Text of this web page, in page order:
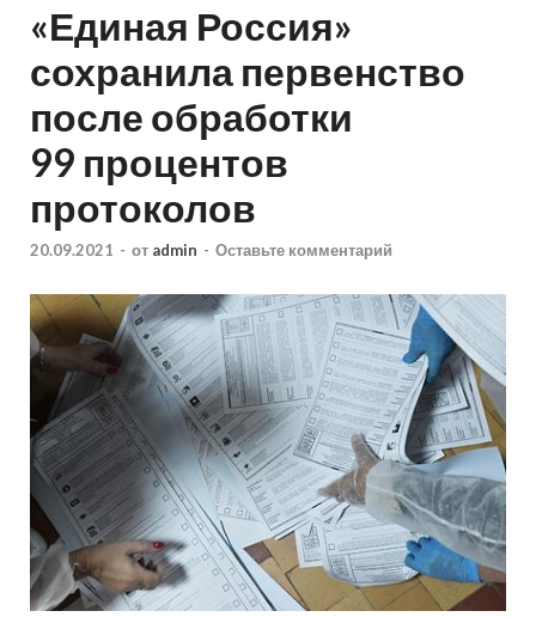
«Единая Россия»
сохранила первенство
после обработки
99 процентов
протоколов
20.09.2021 - от admin - Оставьте комментарий